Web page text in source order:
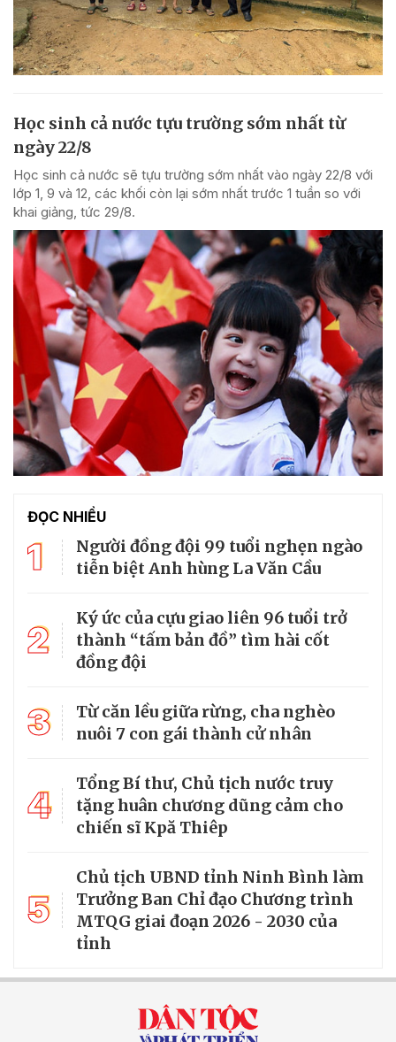
Học sinh cả nước tựu trường sớm nhất từ
ngày 22/8
Học sinh cả nước sẽ tựu trường sớm nhất vào ngày 22/8 với
lớp 1, 9 và 12, các khối còn lại sớm nhất trước 1 tuần so với
khai giảng, tức 29/8.
ĐỌC NHIỀU
1
Người đồng đội 99 tuổi nghẹn ngào
tiễn biệt Anh hùng La Văn Cầu
2
Ký ức của cựu giao liên 96 tuổi trở
thành “tấm bản đồ” tìm hài cốt
đồng đội
3
Từ căn lều giữa rừng, cha nghèo
nuôi 7 con gái thành cử nhân
4
Tổng Bí thư, Chủ tịch nước truy
tặng huân chương dũng cảm cho
chiến sĩ Kpă Thiêp
5
Chủ tịch UBND tỉnh Ninh Bình làm
Trưởng Ban Chỉ đạo Chương trình
MTQG giai đoạn 2026 - 2030 của
tỉnh